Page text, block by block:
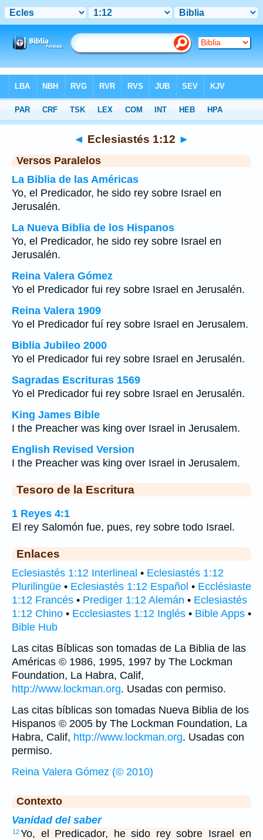
>Eclesiastés >Capítulo 1 > Verso 12
◄ Eclesiastés 1:12 ►
Versos Paralelos
La Biblia de las Américas
Yo, el Predicador, he sido rey sobre Israel en
Jerusalén.
La Nueva Biblia de los Hispanos
Yo, el Predicador, he sido rey sobre Israel en
Jerusalén.
Reina Valera Gómez
Yo el Predicador fui rey sobre Israel en Jerusalén.
Reina Valera 1909
Yo el Predicador fuí rey sobre Israel en Jerusalem.
Biblia Jubileo 2000
Yo el Predicador fui rey sobre Israel en Jerusalén.
Sagradas Escrituras 1569
Yo el Predicador fui rey sobre Israel en Jerusalén.
King James Bible
I the Preacher was king over Israel in Jerusalem.
English Revised Version
I the Preacher was king over Israel in Jerusalem.
Tesoro de la Escritura
1 Reyes 4:1
El rey Salomón fue, pues, rey sobre todo Israel.
Enlaces
Eclesiastés 1:12 Interlineal • Eclesiastés 1:12
Plurilingüe • Eclesiastés 1:12 Español • Ecclésiaste
1:12 Francés • Prediger 1:12 Alemán • Eclesiastés
1:12 Chino • Ecclesiastes 1:12 Inglés • Bible Apps •
Bible Hub
Las citas Bíblicas son tomadas de La Biblia de las
Américas © 1986, 1995, 1997 by The Lockman
Foundation, La Habra, Calif,
http://www.lockman.org. Usadas con permiso.
Las citas bíblicas son tomadas Nueva Biblia de los
Hispanos © 2005 by The Lockman Foundation, La
Habra, Calif, http://www.lockman.org. Usadas con
permiso.
Reina Valera Gómez (© 2010)
Contexto
Vanidad del saber
12Yo, el Predicador, he sido rey sobre Israel en